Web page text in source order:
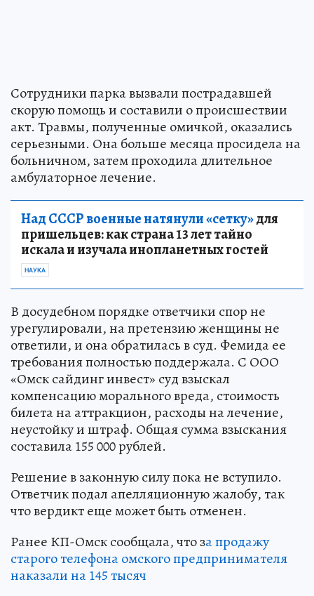
Сотрудники парка вызвали пострадавшей
скорую помощь и составили о происшествии
акт. Травмы, полученные омичкой, оказались
серьезными. Она больше месяца просидела на
больничном, затем проходила длительное
амбулаторное лечение.
Над СССР военные натянули «сетку»для
пришельцев: как страна 13 лет тайно
искала и изучала инопланетных гостей
НАУКА
В досудебном порядке ответчики спор не
урегулировали, на претензию женщины не
ответили, и она обратилась в суд. Фемида ее
требования полностью поддержала. С ООО
«Омск сайдинг инвест» суд взыскал
компенсацию морального вреда, стоимость
билета на аттракцион, расходы на лечение,
неустойку и штраф. Общая сумма взыскания
составила 155 000 рублей.
Решение в законную силу пока не вступило.
Ответчик подал апелляционную жалобу, так
что вердикт еще может быть отменен.
Ранее КП-Омск сообщала, что за продажу
старого телефона омского предпринимателя
наказали на 145 тысяч